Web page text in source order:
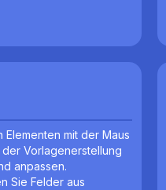
mit der Maus
Vorlagenerstellung
anpassen.
Sie Felder aus